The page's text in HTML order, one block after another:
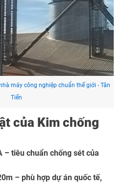
máy công nghiệp chuẩn thế giới - Tân
Tiến
của Kim chống
– tiêu chuẩn chống sét của
– phù hợp dự án quốc tế,